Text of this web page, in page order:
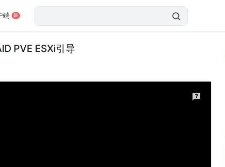
端
PVE ESXi引导